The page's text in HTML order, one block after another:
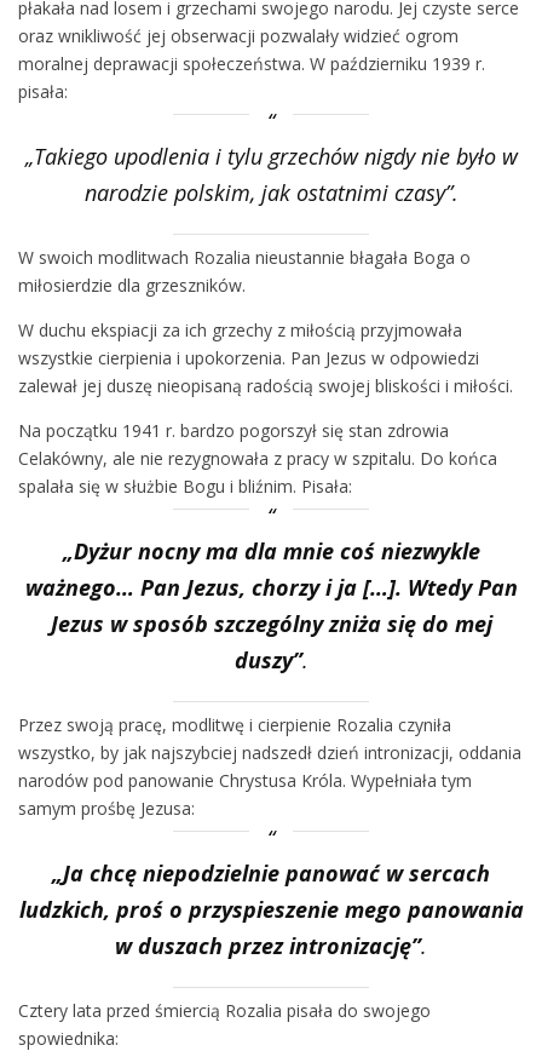
płakała nad losem i grzechami swojego narodu. Jej czyste serce
oraz wnikliwość jej obserwacji pozwalały widzieć ogrom
moralnej deprawacji społeczeństwa. W październiku 1939 r.
pisała:
„Takiego upodlenia i tylu grzechów nigdy nie było w
narodzie polskim, jak ostatnimi czasy”.
W swoich modlitwach Rozalia nieustannie błagała Boga o
miłosierdzie dla grzeszników.
W duchu ekspiacji za ich grzechy z miłością przyjmowała
wszystkie cierpienia i upokorzenia. Pan Jezus w odpowiedzi
zalewał jej duszę nieopisaną radością swojej bliskości i miłości.
Na początku 1941 r. bardzo pogorszył się stan zdrowia
Celakówny, ale nie rezygnowała z pracy w szpitalu. Do końca
spalała się w służbie Bogu i bliźnim. Pisała:
„Dyżur nocny ma dla mnie coś niezwykle
ważnego… Pan Jezus, chorzy i ja […]. Wtedy Pan
Jezus w sposób szczególny zniża się do mej
duszy”.
Przez swoją pracę, modlitwę i cierpienie Rozalia czyniła
wszystko, by jak najszybciej nadszedł dzień intronizacji, oddania
narodów pod panowanie Chrystusa Króla. Wypełniała tym
samym prośbę Jezusa:
„Ja chcę niepodzielnie panować w sercach
ludzkich, proś o przyspieszenie mego panowania
w duszach przez intronizację”.
Cztery lata przed śmiercią Rozalia pisała do swojego
spowiednika: